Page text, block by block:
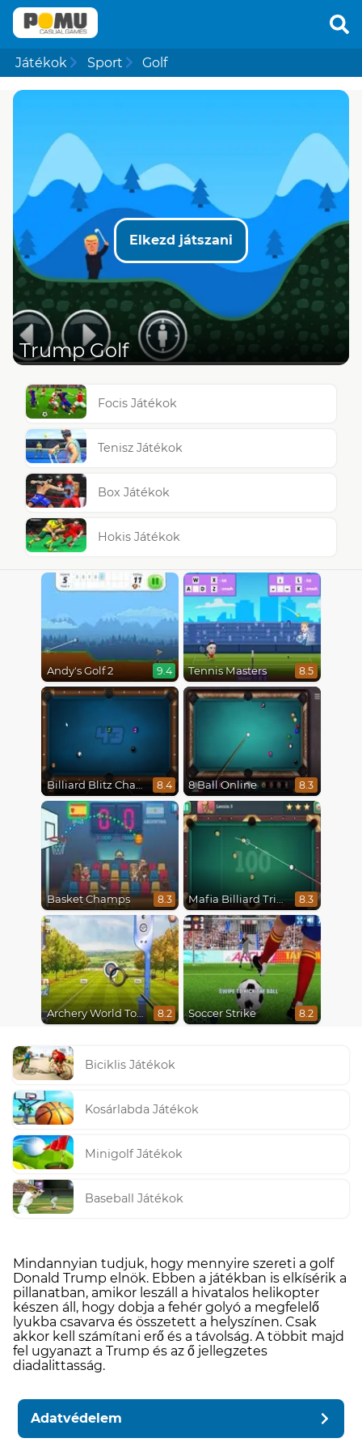
Játékok Sport Golf
Elkezd játszani
Trump Golf
Focis Játékok
Tenisz Játékok
Box Játékok
Hokis Játékok
Andy's Golf 2 9.4 Tennis Masters 8.5
Billiard Blitz Challenge 8.4 8 Ball Online 8.3
Basket Champs 8.3 Mafia Billiard Tricks 8.3
Archery World Tour 8.2 Soccer Strike 8.2
Biciklis Játékok
Kosárlabda Játékok
Minigolf Játékok
Baseball Játékok
Mindannyian tudjuk, hogy mennyire szereti a golf
Donald Trump elnök. Ebben a játékban is elkísérik a
pillanatban, amikor leszáll a hivatalos helikopter
készen áll, hogy dobja a fehér golyó a megfelelő
lyukba csavarva és összetett a helyszínen. Csak
akkor kell számítani erő és a távolság. A többit majd
fel ugyanazt a Trump és az ő jellegzetes
diadalittasság.
Adatvédelem